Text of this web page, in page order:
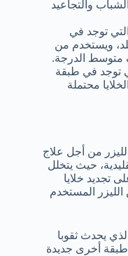
والتجاعيد
التي توجد في
ويستخدم من
متوسط الدرجة.
توجد في طبقة
محتملة
من أجل علاج
حيث يتخلل
تجديد خلايا
الليزر المستخدم
يحدث ثقوبا
طبقة أخرى جديدة